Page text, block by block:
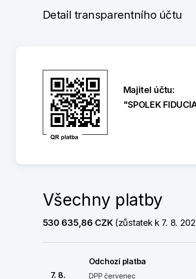
Detail transparentního účtu
Majitel účtu:
"SPOLEK
Všechny platby
530 635,86 CZK (zůstatek k 7. 8.
7. 8.
Odchozí platba
DPP červenec